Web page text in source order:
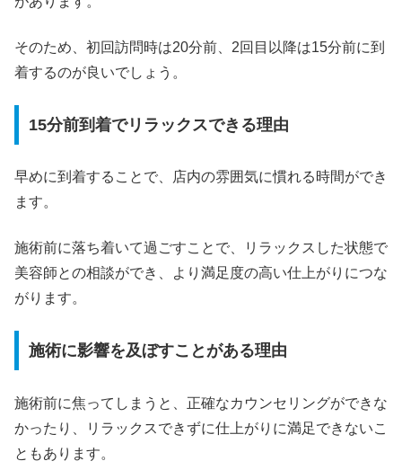
そのため、初回訪問時は20分前、2回目以降は15分前に到
着するのが良いでしょう。
15分前到着でリラックスできる理由
早めに到着することで、店内の雰囲気に慣れる時間ができ
ます。
施術前に落ち着いて過ごすことで、リラックスした状態で
美容師との相談ができ、より満足度の高い仕上がりにつな
がります。
施術に影響を及ぼすことがある理由
施術前に焦ってしまうと、正確なカウンセリングができな
かったり、リラックスできずに仕上がりに満足できないこ
ともあります。